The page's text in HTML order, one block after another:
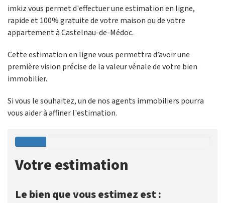
imkiz vous permet d'effectuer une estimation en ligne,
rapide et 100% gratuite de votre maison ou de votre
appartement à Castelnau-de-Médoc.
Cette estimation en ligne vous permettra d’avoir une
première vision précise de la valeur vénale de votre bien
immobilier.
Si vous le souhaitez, un de nos agents immobiliers pourra
vous aider à affiner l'estimation.
Votre estimation
Le bien que vous estimez est :